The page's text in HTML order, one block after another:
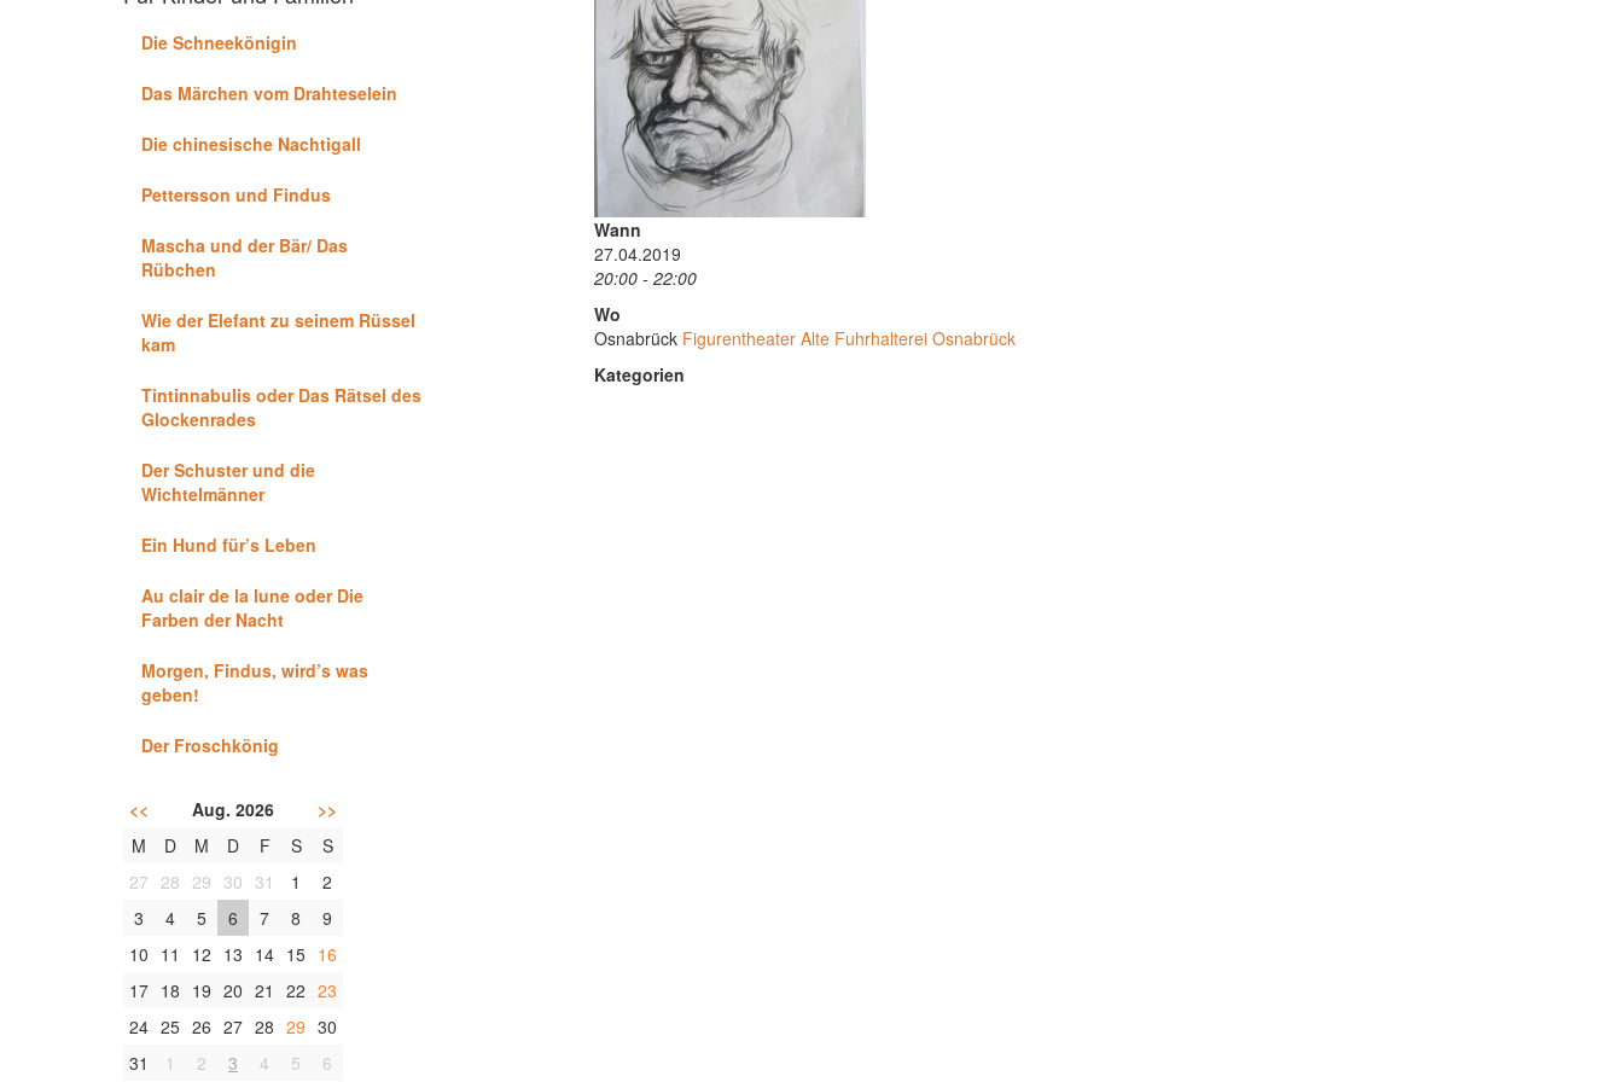
Die Schneekönigin
Das Märchen vom Drahteselein
Die chinesische Nachtigall
Pettersson und Findus
Mascha und der Bär/ Das
Rübchen
Wie der Elefant zu seinem Rüssel
kam
Tintinnabulis oder Das Rätsel des
Glockenrades
Der Schuster und die
Wichtelmänner
Ein Hund für’s Leben
Au clair de la lune oder Die
Farben der Nacht
Morgen, Findus, wird’s was
geben!
Der Froschkönig
<< Aug. 2026
>>
M
D M D F S
S
27 28 29 30 31 1
2
3
4 5 6 7 8
9
10 11 12 13 14 15 16
17 18 19 20 21 22 23
24 25 26 27 28 29 30
31
1 2 3 4 5 6
Wann
27.04.2019
20:00 - 22:00
Wo
Osnabrück Figurentheater Alte Fuhrhalterei Osnabrück
Kategorien